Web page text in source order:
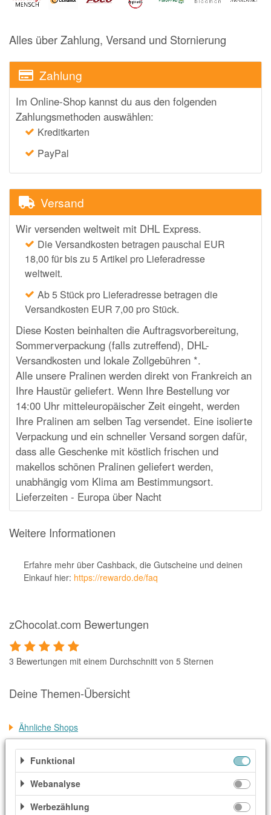
apodiscounter
Udemy
HappyKeks
Pets Deli
SNIPES
Click & Boat
BOGNER
XXXLutz
BADER
GALERIA
vidaXL
bonprix
CHECK24
LiveFresh
tink
Ankerkraut
ABOUT YOU
Alle Shops anzeigen
Alles über Zahlung, Versand und Stornierung
Zahlung
Im Online-Shop kannst du aus den folgenden
Zahlungsmethoden auswählen:
Kreditkarten
PayPal
Versand
Wir versenden weltweit mit DHL Express.
Die Versandkosten betragen pauschal EUR
18,00 für bis zu 5 Artikel pro Lieferadresse
weltweit.
Ab 5 Stück pro Lieferadresse betragen die
Versandkosten EUR 7,00 pro Stück.
Diese Kosten beinhalten die Auftragsvorbereitung,
Sommerverpackung (falls zutreffend), DHL-
Versandkosten und lokale Zollgebühren *.
Alle unsere Pralinen werden direkt von Frankreich an
Ihre Haustür geliefert. Wenn Ihre Bestellung vor
14:00 Uhr mitteleuropäischer Zeit eingeht, werden
Ihre Pralinen am selben Tag versendet. Eine isolierte
Verpackung und ein schneller Versand sorgen dafür,
dass alle Geschenke mit köstlich frischen und
makellos schönen Pralinen geliefert werden,
unabhängig vom Klima am Bestimmungsort.
Lieferzeiten - Europa über Nacht
Weitere Informationen
Erfahre mehr über Cashback, die Gutscheine und deinen
Einkauf hier: https://rewardo.de/faq
zChocolat.com Bewertungen
3 Bewertungen mit einem Durchschnitt von 5 Sternen
Deine Themen-Übersicht
Ähnliche Shops
Alles über Zahlung, Versand und Stornierung
Weitere Informationen
Kategorien
Funktional
Webanalyse
Werbezählung